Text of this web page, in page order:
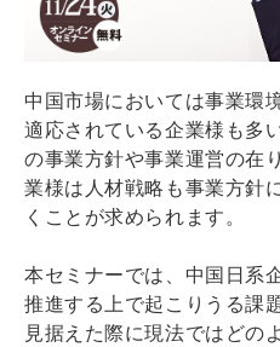
中国市場においては事業環
適応されている企業様も多
の事業方針や事業運営の在
業様は人材戦略も事業方針
くことが求められます。
本セミナーでは、中国日系
推進する上で起こりうる課
見据えた際に現法ではどの